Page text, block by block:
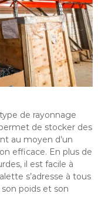
de rayonnage
de stocker des
au moyen d’un
efficace. En plus de
il est facile à
s’adresse à tous
poids et son